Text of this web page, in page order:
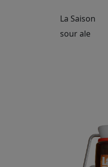
La Saison
sour ale